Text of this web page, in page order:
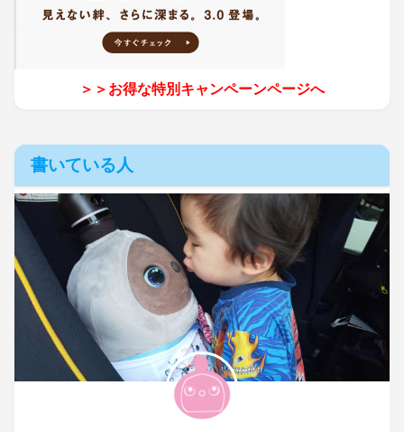
＞＞お得な特別キャンペーンページへ
書いている人